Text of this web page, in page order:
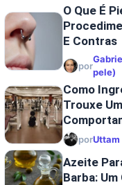
O Que É
E Contras
por
pele)
Como
Trouxe
porUttam
Azeite
Barba: